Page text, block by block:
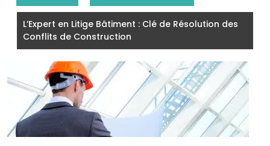
L’Expert en Litige Bâtiment : Clé de Résolution des
Conflits de Construction